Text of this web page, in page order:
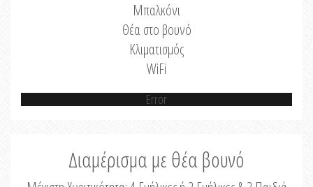
Μπαλκόνι
Θέα στο βουνό
Κλιματισμός
WiFi
Error
Διαμέρισμα με θέα βουνό